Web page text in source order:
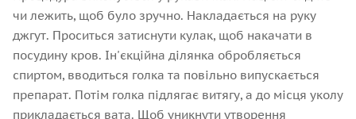
чи лежить, щоб було зручно. Накладається на руку
джгут. Проситься затиснути кулак, щоб накачати в
посудину кров. Ін'єкційна ділянка обробляється
спиртом, вводиться голка та повільно випускається
препарат. Потім голка підлягає витягу, а до місця уколу
прикладається вата. Щоб уникнути утворення